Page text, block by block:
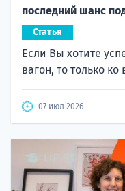
последний шанс
Статья
Если Вы хотите
вагон, то только ко
07 июл 2026